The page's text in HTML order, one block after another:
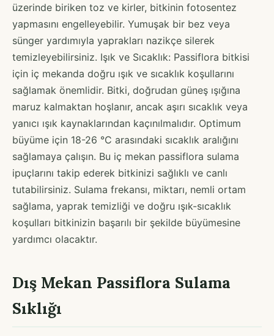
üzerinde biriken toz ve kirler, bitkinin fotosentez
yapmasını engelleyebilir. Yumuşak bir bez veya
sünger yardımıyla yaprakları nazikçe silerek
temizleyebilirsiniz. Işık ve Sıcaklık: Passiflora bitkisi
için iç mekanda doğru ışık ve sıcaklık koşullarını
sağlamak önemlidir. Bitki, doğrudan güneş ışığına
maruz kalmaktan hoşlanır, ancak aşırı sıcaklık veya
yanıcı ışık kaynaklarından kaçınılmalıdır. Optimum
büyüme için 18-26 °C arasındaki sıcaklık aralığını
sağlamaya çalışın. Bu iç mekan passiflora sulama
ipuçlarını takip ederek bitkinizi sağlıklı ve canlı
tutabilirsiniz. Sulama frekansı, miktarı, nemli ortam
sağlama, yaprak temizliği ve doğru ışık-sıcaklık
koşulları bitkinizin başarılı bir şekilde büyümesine
yardımcı olacaktır.
Dış Mekan Passiflora Sulama
Sıklığı